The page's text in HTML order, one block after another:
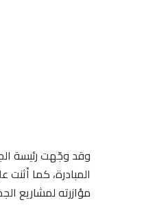
وقد وجّهت رئيسة
المبادرة، كما
مؤازرته لمشاريع